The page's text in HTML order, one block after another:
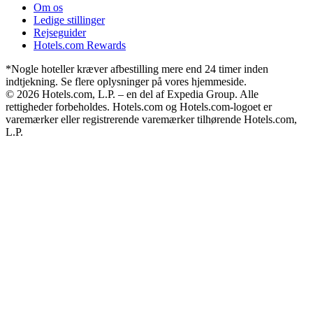
Om os
Ledige stillinger
Rejseguider
Hotels.com Rewards
*Nogle hoteller kræver afbestilling mere end 24 timer inden
indtjekning. Se flere oplysninger på vores hjemmeside.
© 2026 Hotels.com, L.P. – en del af Expedia Group. Alle
rettigheder forbeholdes. Hotels.com og Hotels.com-logoet er
varemærker eller registrerende varemærker tilhørende Hotels.com,
L.P.